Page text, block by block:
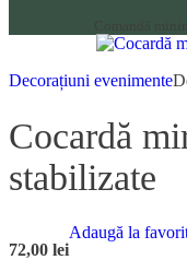
Decorațiuni evenimente
Cocardă
stabilizate
72,00 lei
Adaugă la